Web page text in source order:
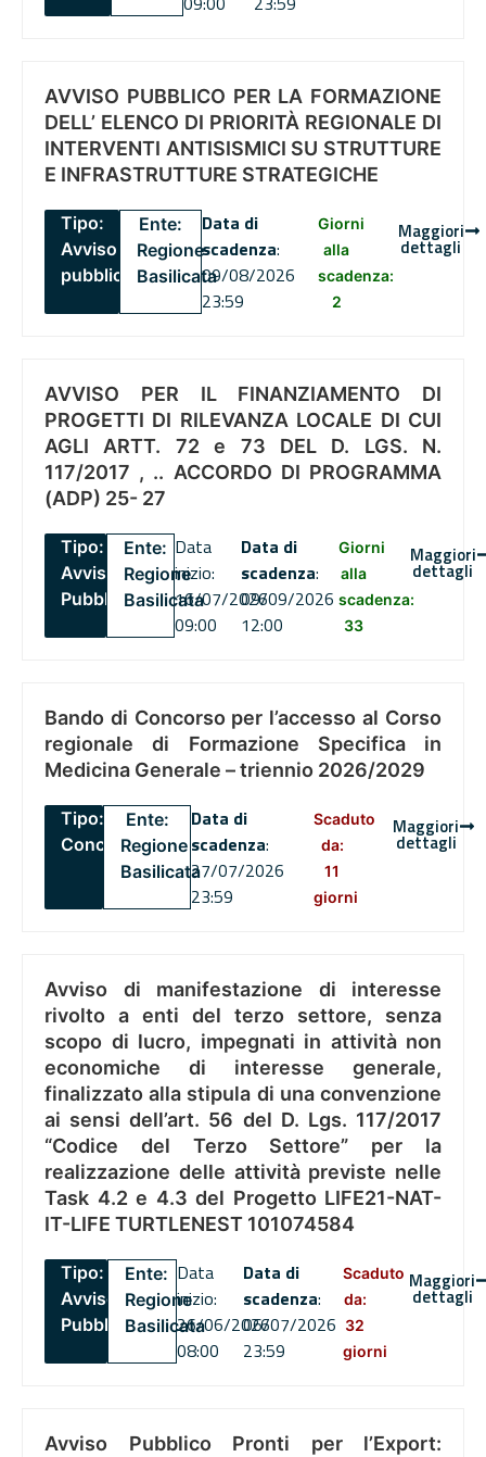
AVVISO PUBBLICO PER LA FORMAZIONE
DELL’ ELENCO DI PRIORITÀ REGIONALE DI
INTERVENTI ANTISISMICI SU STRUTTURE
E INFRASTRUTTURE STRATEGICHE
Tipo:
Avviso
pubblico
Ente:
Regione
Basilicata
Data di
scadenza:
09/08/2026
23:59
Giorni
alla
scadenza:
2
Maggiori
dettagli
AVVISO PER IL FINANZIAMENTO DI
PROGETTI DI RILEVANZA LOCALE DI CUI
AGLI ARTT. 72 e 73 DEL D. LGS. N.
117/2017 , .. ACCORDO DI PROGRAMMA
(ADP) 25- 27
Tipo:
Avviso
Pubblico
Ente:
Regione
Basilicata
Data
inizio:
16/07/2026
09:00
Data di
scadenza:
09/09/2026
12:00
Giorni
alla
scadenza:
33
Maggiori
dettagli
Bando di Concorso per l’accesso al Corso
regionale di Formazione Specifica in
Medicina Generale – triennio 2026/2029
Tipo:
Concorsi
Ente:
Regione
Basilicata
Data di
scadenza:
27/07/2026
23:59
Scaduto
da:
11
giorni
Maggiori
dettagli
Avviso di manifestazione di interesse
rivolto a enti del terzo settore, senza
scopo di lucro, impegnati in attività non
economiche di interesse generale,
finalizzato alla stipula di una convenzione
ai sensi dell’art. 56 del D. Lgs. 117/2017
“Codice del Terzo Settore” per la
realizzazione delle attività previste nelle
Task 4.2 e 4.3 del Progetto LIFE21-NAT-
IT-LIFE TURTLENEST 101074584
Tipo:
Avviso
Pubblico
Ente:
Regione
Basilicata
Data
inizio:
26/06/2026
08:00
Data di
scadenza:
06/07/2026
23:59
Scaduto
da:
32
giorni
Maggiori
dettagli
Avviso Pubblico Pronti per l’Export: